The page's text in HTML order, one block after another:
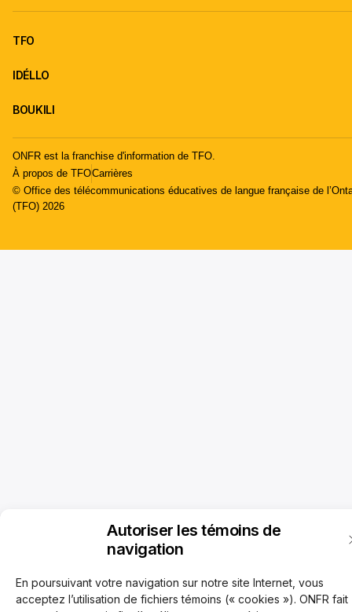
Autoriser les témoins de
navigation
En poursuivant votre navigation sur notre site Internet, vous
acceptez l’utilisation de fichiers témoins (« cookies »). ONFR fait
TFO
IDÉLLO
BOUKILI
ONFR est la franchise d'information de TFO.
À propos de TFOCarrières
© Office des télécommunications éducatives de langue française de
(TFO) 2026